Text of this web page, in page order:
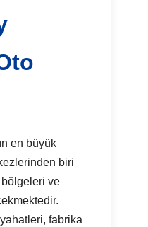
en büyük
biri
ve
fabrika